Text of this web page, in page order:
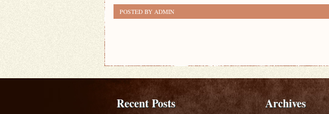
POSTED BY ADMIN
Recent Posts Archives